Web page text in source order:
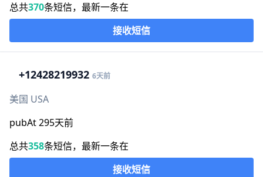
总共370条短信，最新一条在
接收短信
+12428219932 6天前
美国 USA
pubAt 295天前
总共358条短信，最新一条在
接收短信